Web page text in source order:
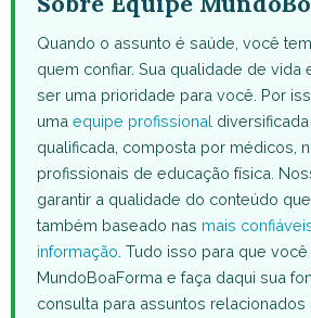
Quando o assunto é saúde, você
quem confiar. Sua qualidade de
ser uma prioridade para você. Por
uma equipe profissional
qualificada, composta por médicos,
profissionais de educação física.
garantir a qualidade do conteúdo
também baseado nas mais
informação . Tudo isso para que
MundoBoaForma e faça daqui sua
consulta para assuntos relacionados